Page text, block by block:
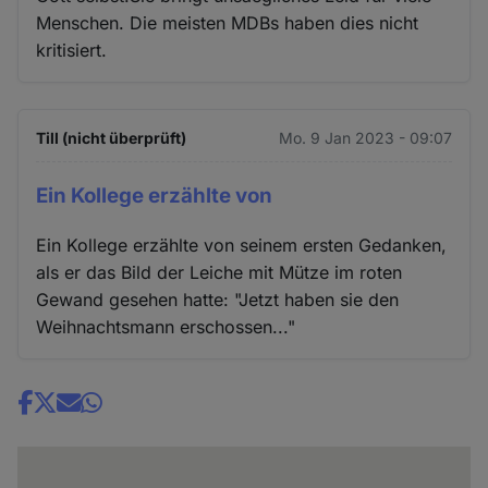
Menschen. Die meisten MDBs haben dies nicht
kritisiert.
Till (nicht überprüft) Mo. 9 Jan 2023 - 09:07
Ein Kollege erzählte von
Ein Kollege erzählte von seinem ersten Gedanken,
als er das Bild der Leiche mit Mütze im roten
Gewand gesehen hatte: "Jetzt haben sie den
Weihnachtsmann erschossen..."
Share